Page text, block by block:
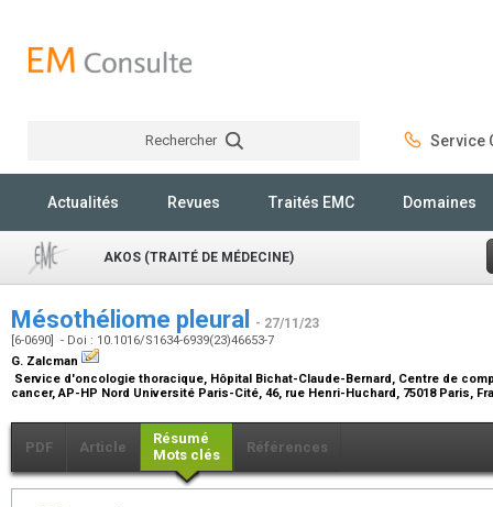
Rechercher Service
Actualités Revues Traités EMC Domaines
AKOS (TRAITÉ DE MÉDECINE)
Mésothéliome pleural - 27/11/23
[6-0690] - Doi : 10.1016/S1634-6939(23)46653-7
G. Zalcman
Service d'oncologie thoracique, Hôpital Bichat-Claude-Bernard, Centre de
cancer, AP-HP Nord Université Paris-Cité, 46, rue Henri-Huchard, 75018 Paris,
PDF Article
Résumé
Mots clés
Références